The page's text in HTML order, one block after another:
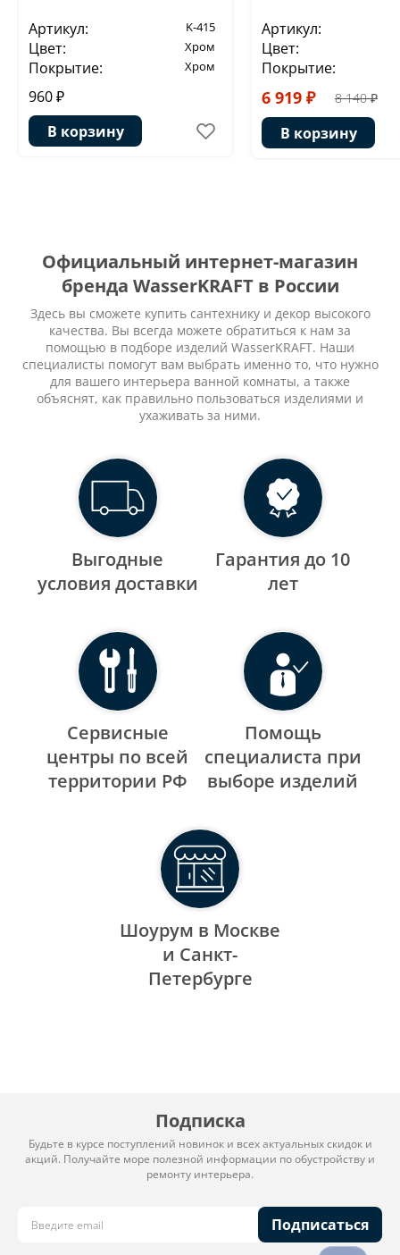
Артикул: K-415
Цвет: Хром
Покрытие: Хром
960 ₽
В корзину
Артикул:
Цвет:
Покрытие:
6 919 ₽ 8 140 ₽
В корзину
Официальный интернет-магазин
бренда WasserKRAFT в России
Здесь вы сможете купить сантехнику и декор высокого
качества. Вы всегда можете обратиться к нам за
помощью в подборе изделий WasserKRAFT. Наши
специалисты помогут вам выбрать именно то, что нужно
для вашего интерьера ванной комнаты, а также
объяснят, как правильно пользоваться изделиями и
ухаживать за ними.
Выгодные
уcловия доставки
Гарантия до 10
лет
Сервисные
центры по всей
территории РФ
Помощь
специалиста при
выборе изделий
Шоурум в Москве
и Санкт-
Петербурге
Подписка
Будьте в курсе поступлений новинок и всех актуальных скидок и
акций. Получайте море полезной информации по обустройству и
ремонту интерьера.
Подписаться